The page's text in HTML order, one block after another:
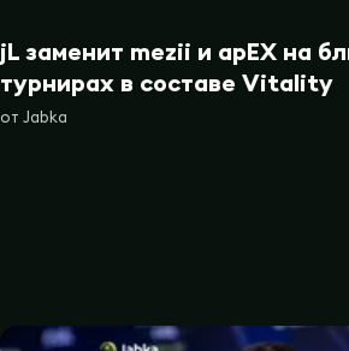
jL заменит mezii и apEX на
турнирах в составе Vitality
от Jabka